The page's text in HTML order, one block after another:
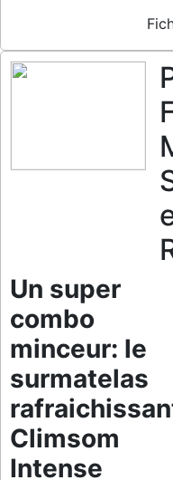
Un super
combo
minceur: le
surmatelas
Climsom
Intense